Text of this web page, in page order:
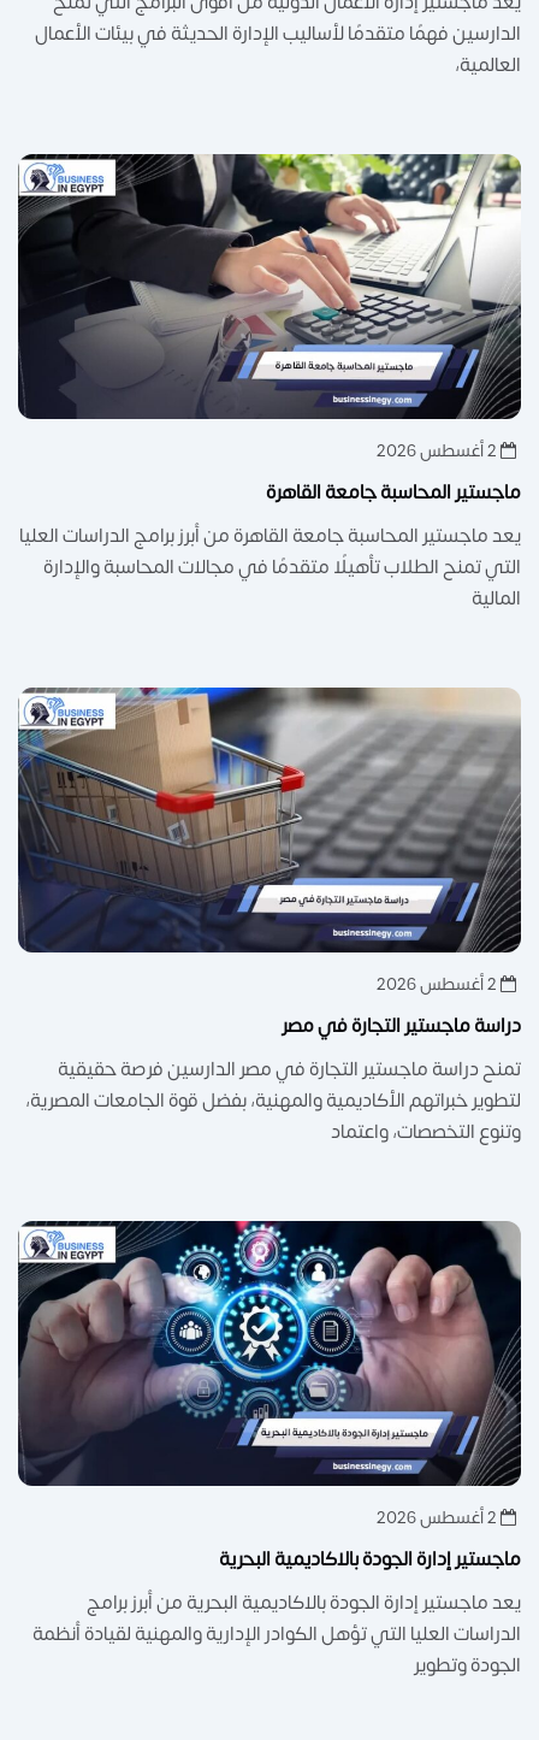
الدارسين فهمًا متقدمًا لأساليب الإدارة الحديثة في بيئات الأعمال
العالمية،
2 أغسطس 2026
ماجستير المحاسبة جامعة القاهرة
يعد ماجستير المحاسبة جامعة القاهرة من أبرز برامج الدراسات العليا
التي تمنح الطلاب تأهيلًا متقدمًا في مجالات المحاسبة والإدارة
المالية
2 أغسطس 2026
دراسة ماجستير التجارة في مصر
تمنح دراسة ماجستير التجارة في مصر الدارسين فرصة حقيقية
لتطوير خبراتهم الأكاديمية والمهنية، بفضل قوة الجامعات المصرية،
وتنوع التخصصات، واعتماد
2 أغسطس 2026
ماجستير إدارة الجودة بالاكاديمية البحرية
يعد ماجستير إدارة الجودة بالاكاديمية البحرية من أبرز برامج
الدراسات العليا التي تؤهل الكوادر الإدارية والمهنية لقيادة أنظمة
الجودة وتطوير